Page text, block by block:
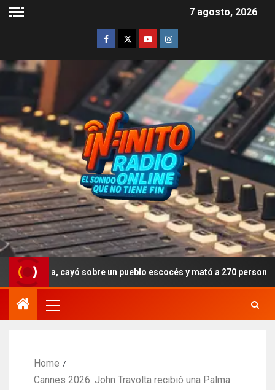
7 agosto, 2026
cayó sobre un pueblo escocés y mató a 270 personas
Home
Cannes 2026: John Travolta recibió una Palma